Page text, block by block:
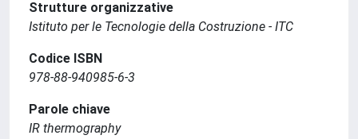
Strutture organizzative
Istituto per le Tecnologie della Costruzione - ITC
Codice ISBN
978-88-940985-6-3
Parole chiave
IR thermography